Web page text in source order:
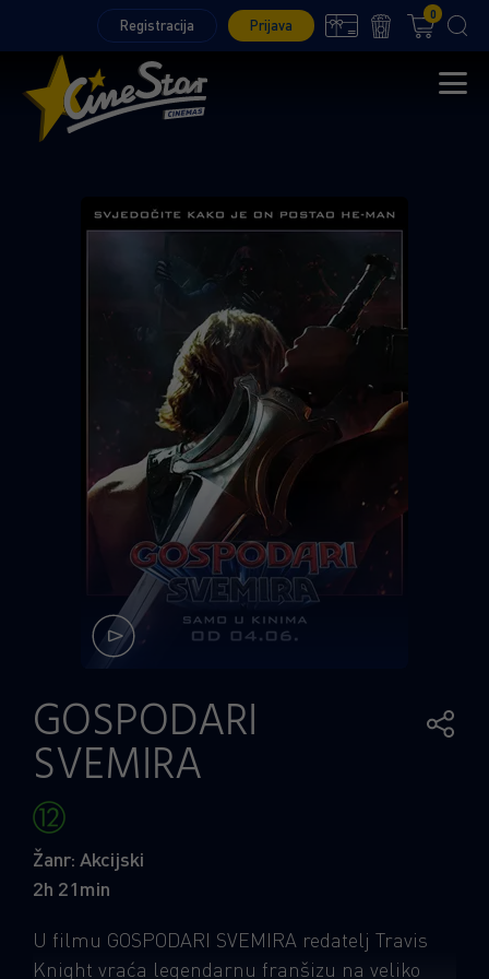
Registracija Prijava
0
GOSPODARI
SVEMIRA
Žanr: Akcijski
2h 21min
U filmu GOSPODARI SVEMIRA redatelj Travis
Knight vraća legendarnu franšizu na veliko